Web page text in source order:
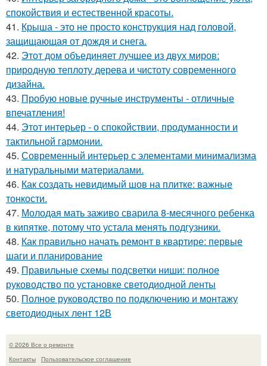
спокойствия и естественной красоты.
41. Крыша - это не просто конструкция над головой,
защищающая от дождя и снега.
42. Этот дом объединяет лучшее из двух миров:
природную теплоту дерева и чистоту современного
дизайна.
43. Пробую новые ручные инструменты - отличные
впечатления!
44. Этот интерьер - о спокойствии, продуманности и
тактильной гармонии.
45. Современный интерьер с элементами минимализма
и натуральными материалами.
46. Как создать невидимый шов на плитке: важные
тонкости.
47. Молодая мать заживо сварила 8-месячного ребенка
в кипятке, потому что устала менять подгузники.
48. Как правильно начать ремонт в квартире: первые
шаги и планирование
49. Правильные схемы подсветки ниши: полное
руководство по установке светодиодной ленты
50. Полное руководство по подключению и монтажу
светодиодных лент 12В
© 2026 Все о ремонте
Контакты
Пользовательское соглашение